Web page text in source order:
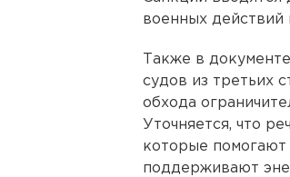
военных действий
Также в
судов из третьих
обхода
Уточняется, что
которые помогают
поддерживают